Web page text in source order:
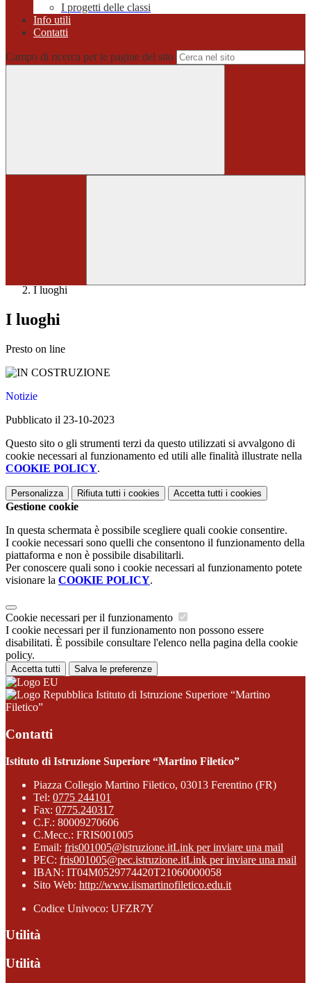
I progetti delle classi
Info utili
Contatti
Campo di ricerca per le pagine del sito
I luoghi
I luoghi
Presto on line
Notizie
Pubblicato il 23-10-2023
Questo sito o gli strumenti terzi da questo utilizzati si avvalgono di
cookie necessari al funzionamento ed utili alle finalità illustrate nella
COOKIE POLICY.
Personalizza Rifiuta tutti i cookies Accetta tutti i cookies
Gestione cookie
In questa schermata è possibile scegliere quali cookie consentire.
I cookie necessari sono quelli che consentono il funzionamento della
piattaforma e non è possibile disabilitarli.
Per conoscere quali sono i cookie necessari al funzionamento potete
visionare la COOKIE POLICY.
Cookie necessari per il funzionamento
I cookie necessari per il funzionamento non possono essere
disabilitati. È possibile consultare l'elenco nella pagina della cookie
policy.
Accetta tutti Salva le preferenze
Istituto di Istruzione Superiore “Martino
Filetico”
Contatti
Istituto di Istruzione Superiore “Martino Filetico”
Piazza Collegio Martino Filetico, 03013 Ferentino (FR)
Tel: 0775 244101
Fax: 0775.240317
C.F.: 80009270606
C.Mecc.: FRIS001005
Email: fris001005@istruzione.itLink per inviare una mail
PEC: fris001005@pec.istruzione.itLink per inviare una mail
IBAN: IT04M0529774420T21060000058
Sito Web: http://www.iismartinofiletico.edu.it
Codice Univoco: UFZR7Y
Utilità
Utilità